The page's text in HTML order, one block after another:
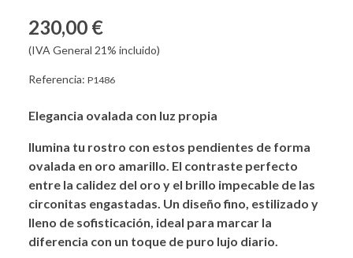
230,00 €
(IVA General 21% incluido)
Referencia: P1486
Elegancia ovalada con luz propia
Ilumina tu rostro con estos pendientes de forma
ovalada en oro amarillo. El contraste perfecto
entre la calidez del oro y el brillo impecable de las
circonitas engastadas. Un diseño fino, estilizado y
lleno de sofisticación, ideal para marcar la
diferencia con un toque de puro lujo diario.